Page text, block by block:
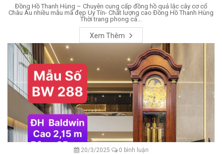
Đồng Hồ Thanh Hùng – Chuyên cung cấp đồng hồ quả lắc cây cơ cổ
Châu Âu nhiều mẫu mã đẹp Uy Tín- Chất lượng cao Đồng Hồ Thanh Hùng
Thời trang phong cá...
Xem Thêm
20/3/2025 0 bình luận